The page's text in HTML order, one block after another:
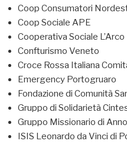
Coop Consumatori
Coop Sociale APE
Cooperativa Sociale L’Arco
Confturismo Veneto
Croce Rossa Italiana
Emergency Portogruaro
Fondazione di Comunità
Gruppo di Solidarietà
Gruppo Missionario di
ISIS Leonardo da Vinci di